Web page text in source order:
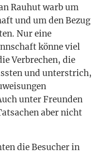
Rau­hut warb um
und um den Bezug
Nur eine
kön­ne viel
Ver­bre­chen, die
und unter­strich,
unter Freun­den
aber nicht
die Besu­cher in